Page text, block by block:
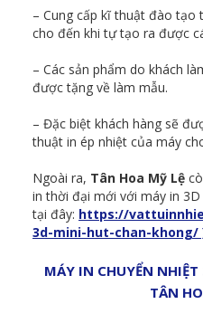
– Cung cấp kĩ thuật đào tạo
cho đến khi tự tạo ra được
– Các sản phẩm do khách
được tặng về làm mẫu.
– Đặc biệt khách hàng sẽ
thuật in ép nhiệt của máy
Ngoài ra, Tân Hoa Mỹ Lệ
in thời đại mới với máy in
tại đây: https://
3d-mini-hut-chan-khong/
MÁY IN CHUYỂN
TÂN